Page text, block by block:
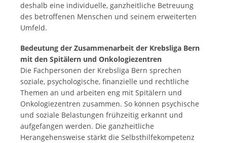
deshalb eine individuelle, ganzheitliche Betreuung
des betroffenen Menschen und seinem erweiterten
Umfeld.
Bedeutung der Zusammenarbeit der Krebsliga Bern
mit den Spitälern und Onkologiezentren
Die Fachpersonen der Krebsliga Bern sprechen
soziale, psychologische, finanzielle und rechtliche
Themen an und arbeiten eng mit Spitälern und
Onkologiezentren zusammen. So können psychische
und soziale Belastungen frühzeitig erkannt und
aufgefangen werden. Die ganzheitliche
Herangehensweise stärkt die Selbsthilfekompetenz